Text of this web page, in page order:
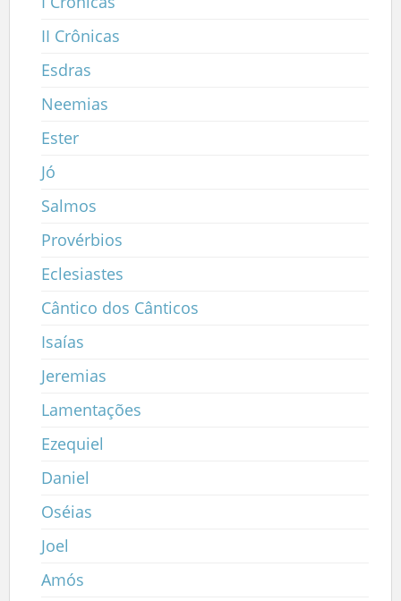
II Crônicas
Esdras
Neemias
Ester
Jó
Salmos
Provérbios
Eclesiastes
Cântico dos Cânticos
Isaías
Jeremias
Lamentações
Ezequiel
Daniel
Oséias
Joel
Amós